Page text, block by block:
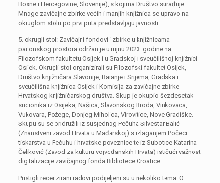
Bosne i Hercegovine, Slovenije), s kojima Društvo surađuje.
Mnoge zavičajne zbirke većih i manjih knjižnica se upravo na
okruglom stolu po prvi puta predstavljaju javnosti.
5. okrugli stol: Zavičajni fondovi i zbirke u knjižnicama
panonskog prostora održan je u rujnu 2023. godine na
Filozofskom fakultetu Osijek i u Gradskoj i sveučilišnoj knjižnici
Osijek. Okrugli stol organizirali su Filozofski fakultet Osijek,
Društvo knjižničara Slavonije, Baranje i Srijema, Gradska i
sveučilišna knjižnica Osijek i Komisija za zavičajne zbirke
Hrvatskog knjižničarskog društva. Skup je okupio šezdesetak
sudionika iz Osijeka, Našica, Slavonskog Broda, Vinkovaca,
Vukovara, Požege, Donjeg Miholjca, Virovitice, Nove Gradiške.
Skupu su se pridružili iz susjednog Pečuha Silvestar Balić
(Znanstveni zavod Hrvata u Mađarskoj) s izlaganjem Počeci
tiskarstva u Pečuhu i hrvatske poveznice te iz Subotice Katarina
Čeliković (Zavod za kulturu vojvođanskih Hrvata) ističući važnost
digitalizacije zavičajnog fonda Bibliotece Croatice.
Pristigli recenzirani radovi podijeljeni su u nekoliko tema. O